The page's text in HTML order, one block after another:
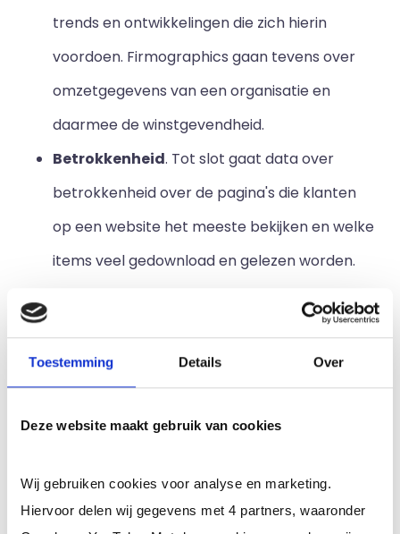
Toestemming Details Over
Deze website maakt gebruik van cookies
Wij gebruiken cookies voor analyse en marketing.
Hiervoor delen wij gegevens met 4 partners, waaronder
trends en ontwikkelingen die zich hierin
voordoen. Firmographics gaan tevens over
omzetgegevens van een organisatie en
daarmee de winstgevendheid.
Betrokkenheid. Tot slot gaat data over
betrokkenheid over de pagina's die klanten
op een website het meeste bekijken en welke
items veel gedownload en gelezen worden.
2. Belang van database marketing
Database marketing, en dus database
marketeers, zijn in de gedigitaliseerde wereld van
proces kan de juiste boodschap naar een klant
wordt tevens meer en beter inzicht verkregen in
de behoeften van klanten, waardoor marketing